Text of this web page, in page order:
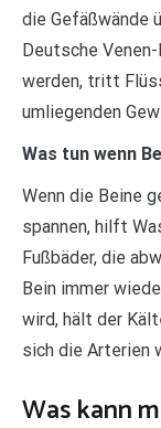
die Gefäßwände
Deutsche
werden, tritt
umliegenden
Was tun wenn
Wenn die Beine
spannen, hilft
Fußbäder, die
Bein immer
wird, hält der
sich die Arterien
Was kann